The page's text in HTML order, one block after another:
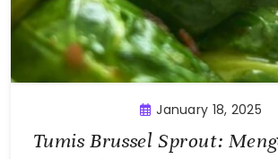
January 18, 2025
Tumis Brussel Sprout: